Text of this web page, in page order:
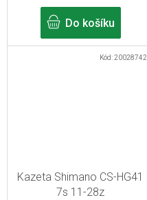
Do košíku
Kazeta Shimano CS-HG41
7s 11-28z
Kód:20028742